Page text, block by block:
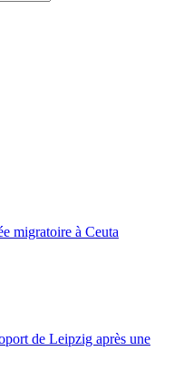
migratoire à Ceuta
de Leipzig après une